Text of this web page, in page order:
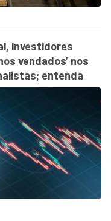
investidores
vendados’ nos
entenda